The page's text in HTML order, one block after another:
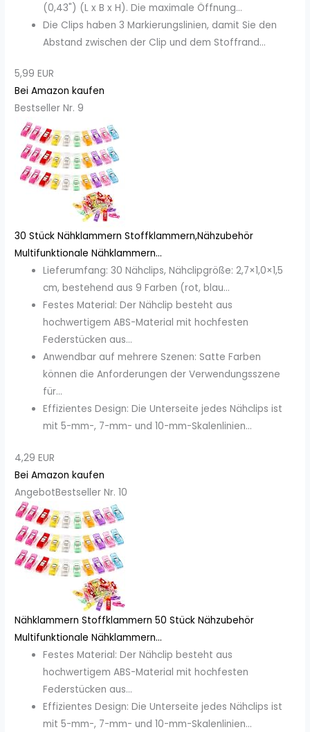
(0,43") (L x B x H). Die maximale Öffnung...
Die Clips haben 3 Markierungslinien, damit Sie den
Abstand zwischen der Clip und dem Stoffrand...
5,99 EUR
Bei Amazon kaufen
Bestseller Nr. 9
30 Stück Nähklammern Stoffklammern,Nähzubehör
Multifunktionale Nähklammern...
Lieferumfang: 30 Nähclips, Nähclipgröße: 2,7×1,0×1,5
cm, bestehend aus 9 Farben (rot, blau...
Festes Material: Der Nähclip besteht aus
hochwertigem ABS-Material mit hochfesten
Federstücken aus...
Anwendbar auf mehrere Szenen: Satte Farben
können die Anforderungen der Verwendungsszene
für...
Effizientes Design: Die Unterseite jedes Nähclips ist
mit 5-mm-, 7-mm- und 10-mm-Skalenlinien...
4,29 EUR
Bei Amazon kaufen
AngebotBestseller Nr. 10
Nähklammern Stoffklammern 50 Stück Nähzubehör
Multifunktionale Nähklammern...
Festes Material: Der Nähclip besteht aus
hochwertigem ABS-Material mit hochfesten
Federstücken aus...
Effizientes Design: Die Unterseite jedes Nähclips ist
mit 5-mm-, 7-mm- und 10-mm-Skalenlinien...